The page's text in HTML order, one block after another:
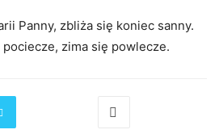
Panny, zbliża się koniec sanny.
zima się powlecze.